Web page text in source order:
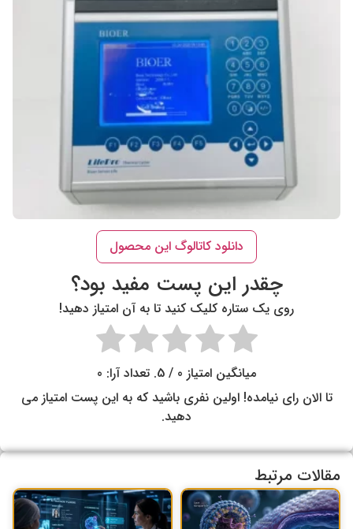
دانلود کاتالوگ این محصول
چقدر این پست مفید بود؟
روی یک ستاره کلیک کنید تا به آن امتیاز دهید!
میانگین امتیاز 0 / 5. تعداد آرا:
0
تا الان رای نیامده! اولین نفری باشید که به این پست امتیاز می
دهید.
مقالات مرتبط